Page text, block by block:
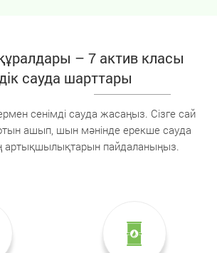
– 7 актив класы
сауда шарттары
сенімді сауда жасаңыз. Сізге сай
ашып, шын мәнінде ерекше сауда
артықшылықтарын пайдаланыңыз.